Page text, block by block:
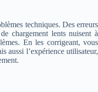
techniques. Des erreurs
chargement lents nuisent à
En les corrigeant, vous
aussi l’expérience utilisateur,